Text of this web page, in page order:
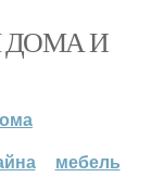
ДОМА И
мебель